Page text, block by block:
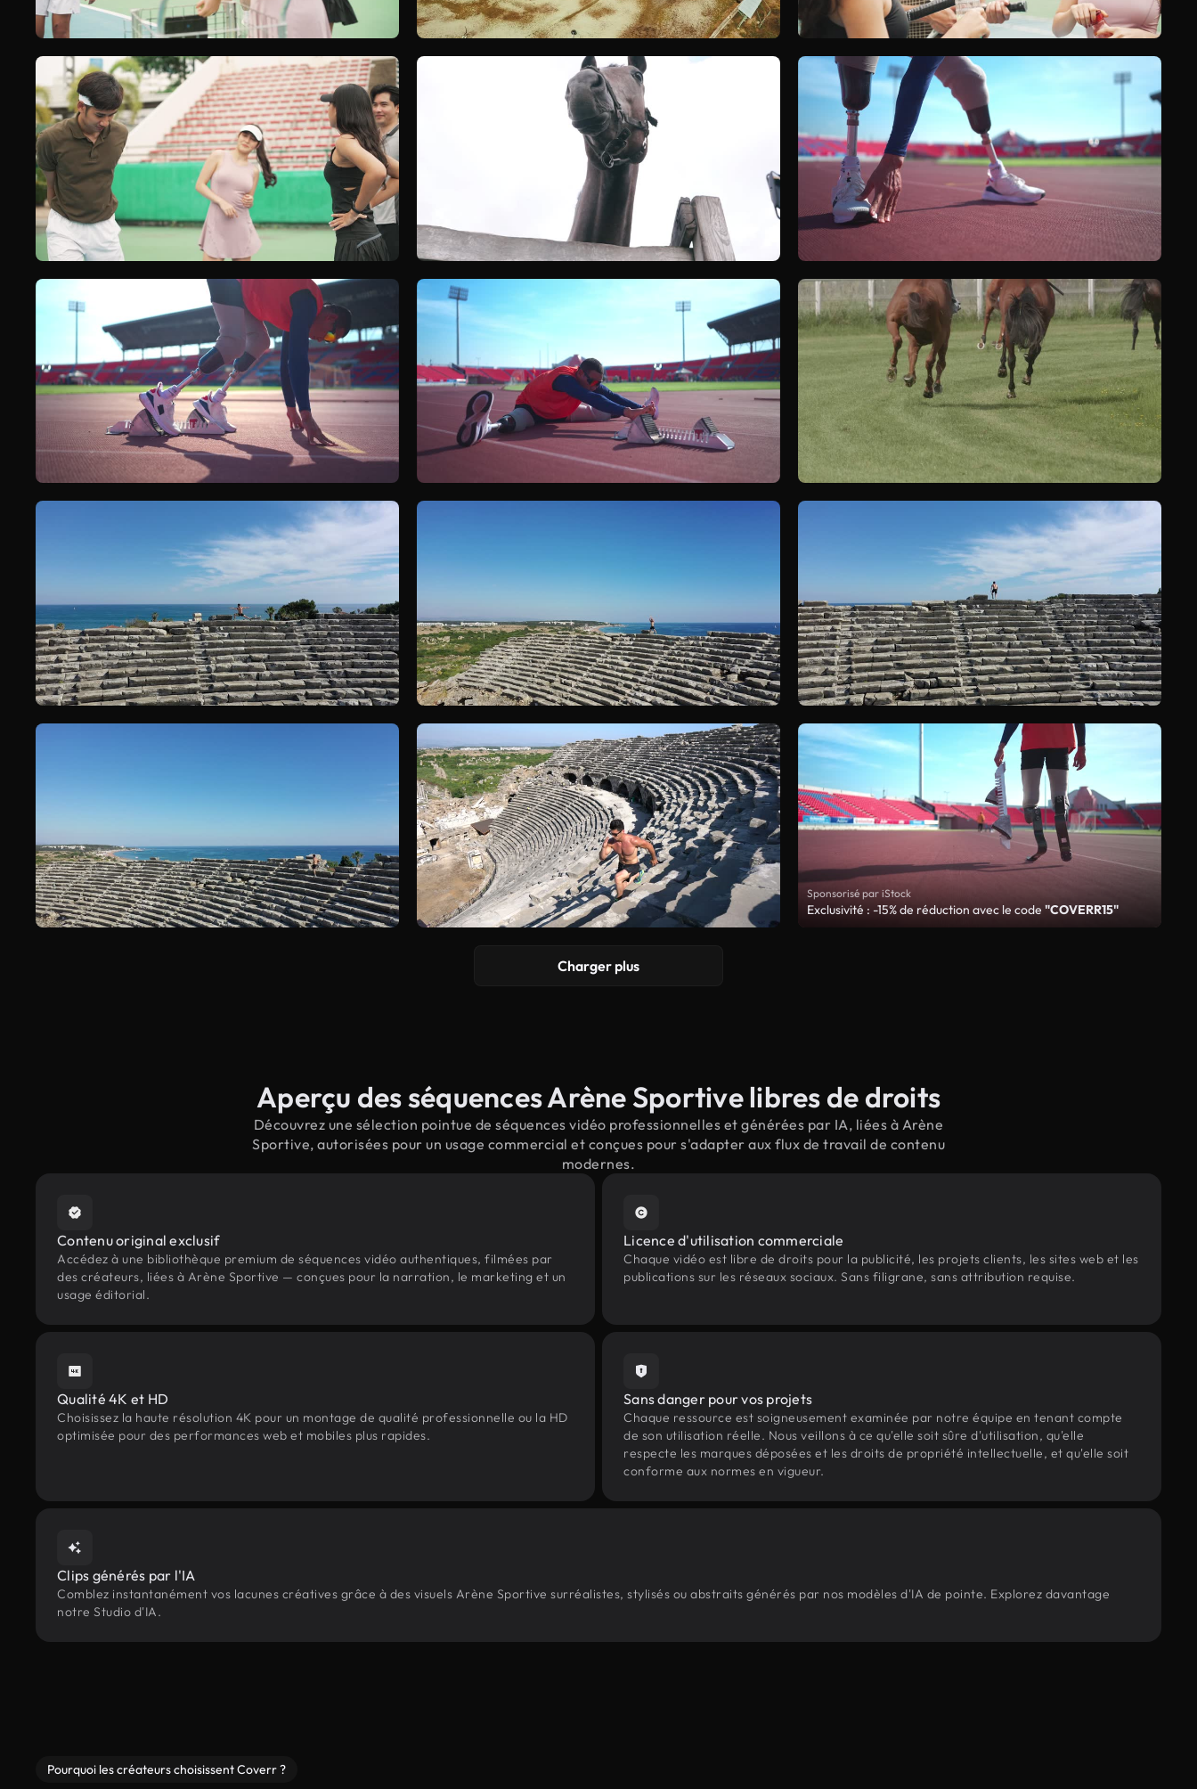
Sponsorisé par iStock
Exclusivité : -15% de réduction avec le code "COVERR15"
Charger plus
Aperçu des séquences Arène Sportive libres de droits
Découvrez une sélection pointue de séquences vidéo professionnelles et générées par IA, liées à Arène
Sportive, autorisées pour un usage commercial et conçues pour s'adapter aux flux de travail de contenu
modernes.
Contenu original exclusif
Accédez à une bibliothèque premium de séquences vidéo authentiques, filmées par
des créateurs, liées à Arène Sportive — conçues pour la narration, le marketing et un
usage éditorial.
Licence d'utilisation commerciale
Chaque vidéo est libre de droits pour la publicité, les projets clients, les sites web et les
publications sur les réseaux sociaux. Sans filigrane, sans attribution requise.
Qualité 4K et HD
Choisissez la haute résolution 4K pour un montage de qualité professionnelle ou la HD
optimisée pour des performances web et mobiles plus rapides.
Sans danger pour vos projets
Chaque ressource est soigneusement examinée par notre équipe en tenant compte
de son utilisation réelle. Nous veillons à ce qu'elle soit sûre d'utilisation, qu'elle
respecte les marques déposées et les droits de propriété intellectuelle, et qu'elle soit
conforme aux normes en vigueur.
Clips générés par l'IA
Comblez instantanément vos lacunes créatives grâce à des visuels Arène Sportive surréalistes, stylisés ou abstraits générés par nos modèles d'IA de pointe. Explorez davantage
notre Studio d'IA.
Pourquoi les créateurs choisissent Coverr ?